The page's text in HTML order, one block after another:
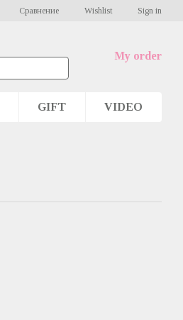
Сравнение Wishlist Sign in
My order
GIFT VIDEO